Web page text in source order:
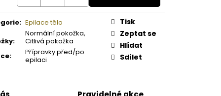
: Epilace tělo
:
Normální pokožka,
Citlivá pokožka
:
Přípravky před/po
epilaci
Tisk
Zeptat se
Hlídat
Sdílet